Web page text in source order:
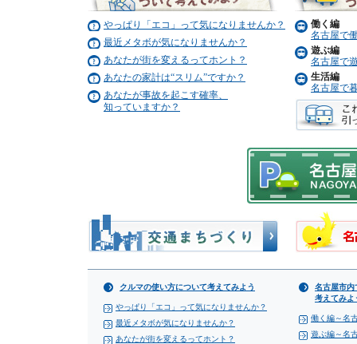
やっぱり「エコ」って気になりませんか？
最近メタボが気になりませんか？
あなたが街を変えるってホント？
あなたの家計は“スリム”ですか？
あなたが事故を起こす確率、
知っていますか？
働く編
名古屋で
遊ぶ編
名古屋で
生活編
名古屋で
クルマの使い方について考えてみよう
やっぱり「エコ」って気になりませんか？
最近メタボが気になりませんか？
あなたが街を変えるってホント？
名古屋市内
考えてみよ
働く編～名
遊ぶ編～名